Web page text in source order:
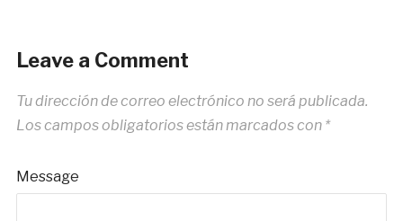
Leave a Comment
Tu dirección de correo electrónico no será publicada.
Los campos obligatorios están marcados con *
Message